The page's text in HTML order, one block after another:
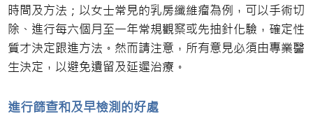
時間及方法；以女士常見的乳房纖維瘤為例，可以手術切
除、進行每六個月至一年常規觀察或先抽針化驗，確定性
質才決定跟進方法。然而請注意，所有意見必須由專業醫
生決定，以避免遺留及延遲治療。
進行篩查和及早檢測的好處